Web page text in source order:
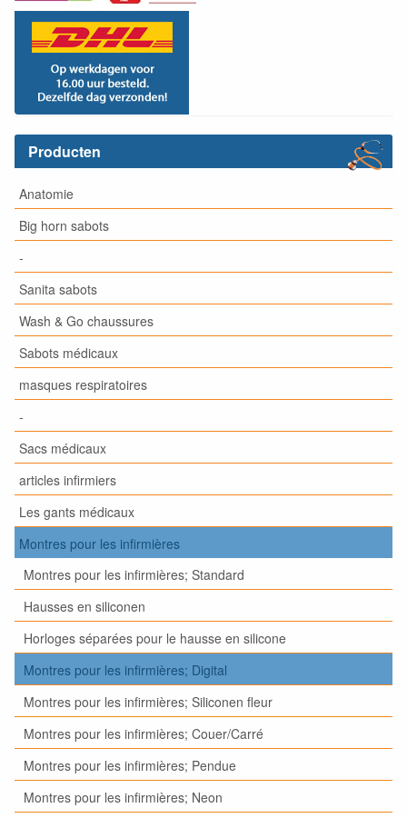
Producten
Anatomie
Big horn sabots
-
Sanita sabots
Wash & Go chaussures
Sabots médicaux
masques respiratoires
-
Sacs médicaux
articles infirmiers
Les gants médicaux
Montres pour les infirmières
Montres pour les infirmières; Standard
Hausses en siliconen
Horloges séparées pour le hausse en silicone
Montres pour les infirmières; Digital
Montres pour les infirmières; Siliconen fleur
Montres pour les infirmières; Couer/Carré
Montres pour les infirmières; Pendue
Montres pour les infirmières; Neon